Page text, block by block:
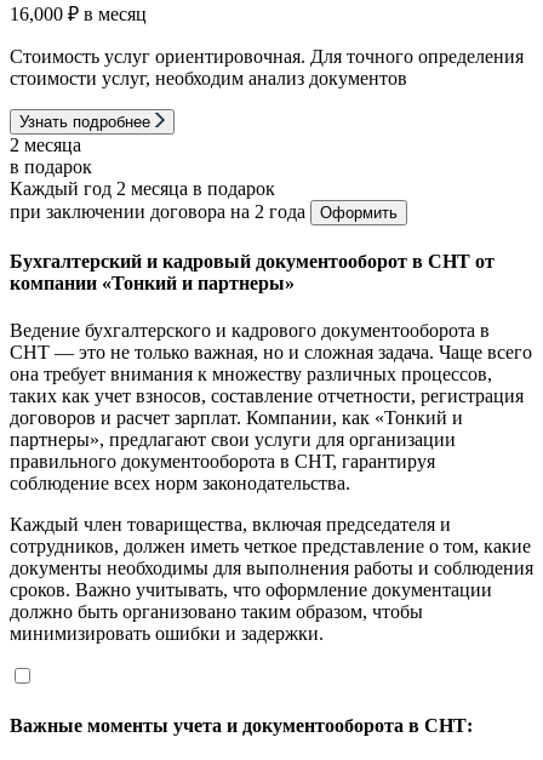
16,000 ₽ в месяц
Стоимость услуг ориентировочная. Для точного определения
стоимости услуг, необходим анализ документов
Узнать подробнее
2 месяца
в подарок
Каждый год 2 месяца в подарок
при заключении договора на 2 года
Оформить
Бухгалтерский и кадровый документооборот в СНТ от
компании «Тонкий и партнеры»
Ведение бухгалтерского и кадрового документооборота в
СНТ — это не только важная, но и сложная задача. Чаще всего
она требует внимания к множеству различных процессов,
таких как учет взносов, составление отчетности, регистрация
договоров и расчет зарплат. Компании, как «Тонкий и
партнеры», предлагают свои услуги для организации
правильного документооборота в СНТ, гарантируя
соблюдение всех норм законодательства.
Каждый член товарищества, включая председателя и
сотрудников, должен иметь четкое представление о том, какие
документы необходимы для выполнения работы и соблюдения
сроков. Важно учитывать, что оформление документации
должно быть организовано таким образом, чтобы
минимизировать ошибки и задержки.
Важные моменты учета и документооборота в СНТ: